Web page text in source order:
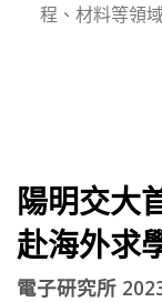
程、材料等領
陽明交大
赴海外求
電子研究所